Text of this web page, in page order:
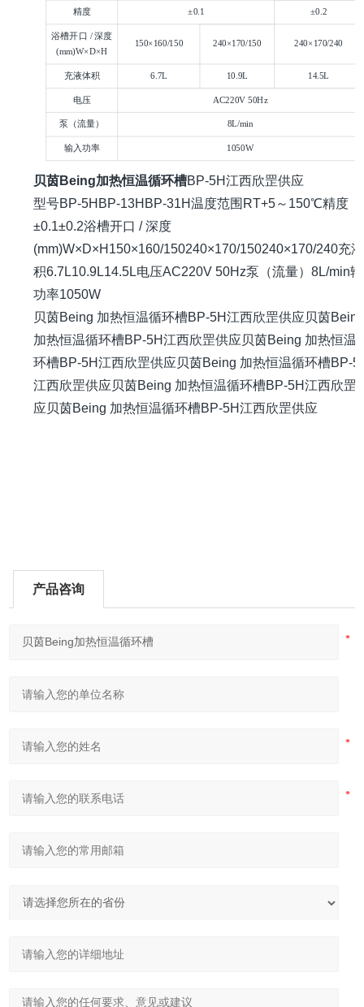
精度 ±0.1 ±0.2
浴槽开口 / 深度
(mm)W×D×H
150×160/150 240×170/150 240×170/240
充液体积 6.7L 10.9L 14.5L
电压 AC220V 50Hz
泵（流量） 8L/min
输入功率 1050W
贝茵Being加热恒温循环槽BP-5H江西欣罡供应
型号BP-5HBP-13HBP-31H温度范围RT+5～150℃精度
±0.1±0.2浴槽开口 / 深度
(mm)W×D×H150×160/150240×170/150240×170/240充
积6.7L10.9L14.5L电压AC220V 50Hz泵（流量）8L/min
功率1050W
贝茵Being 加热恒温循环槽BP-5H江西欣罡供应贝茵
加热恒温循环槽BP-5H江西欣罡供应贝茵Being 加热恒温
环槽BP-5H江西欣罡供应贝茵Being 加热恒温循环槽BP-
江西欣罡供应贝茵Being 加热恒温循环槽BP-5H江西欣罡
应贝茵Being 加热恒温循环槽BP-5H江西欣罡供
产品咨询